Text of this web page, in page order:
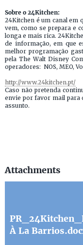
Sobre o 24Kitchen:
24Kitchen é um canal em
vem, como se prepara e
longa e mais rica.
de informação, em que
melhor programação
pela The Walt Disney
operadores: NOS, MEO,
http://www.24kitchen.pt/
Caso não pretenda
envie por favor mail para
assunto.
Attachments
À La